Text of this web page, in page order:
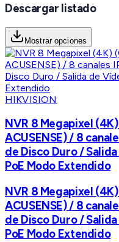
Descargar listado
Mostrar opciones
HIKVISION
NVR 8 Megapixel
ACUSENSE) / 8
de Disco Duro /
PoE Modo Extendido
NVR 8 Megapixel
ACUSENSE) / 8
de Disco Duro /
PoE Modo Extendido